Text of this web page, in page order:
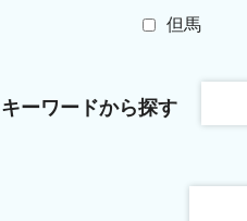
但馬
キーワードから探す